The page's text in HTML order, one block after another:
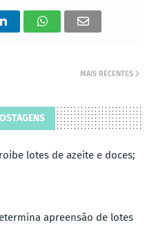
MAIS RECENTES
lotes de azeite e doces;
apreensão de lotes